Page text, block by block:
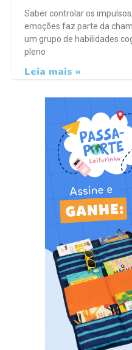
Saber controlar os
emoções faz parte da
um grupo de habilidades
pleno
Leia mais »